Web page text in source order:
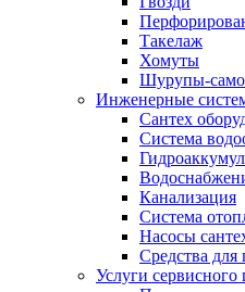
Такелаж
Хомуты
Шурупы-
Инженерные
Сантех
Система
Канализация
Система
Насосы
Средства для
Услуги сервисного